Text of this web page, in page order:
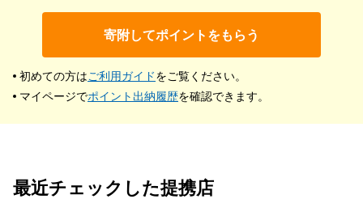
寄附してポイントをもらう
初めての方はご利用ガイドをご覧ください。
マイページでポイント出納履歴を確認できます。
最近チェックした提携店